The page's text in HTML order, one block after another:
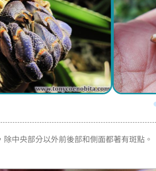
除中央部分以外前後部和側面都著有斑點。